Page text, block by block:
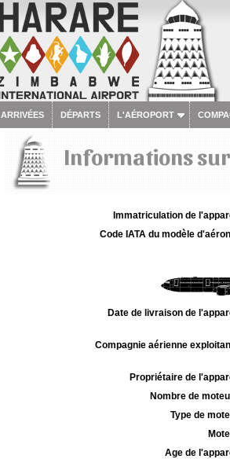
ARRIVÉES DÉPARTS L'AÉROPORT
Informations
Immatriculation de
Code IATA du modèle
Date de livraison de
Compagnie aérienne
Propriétaire de
Nombre de
Type de
Age de